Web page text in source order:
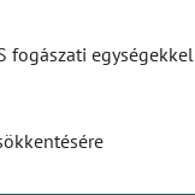
fogászati egységekkel